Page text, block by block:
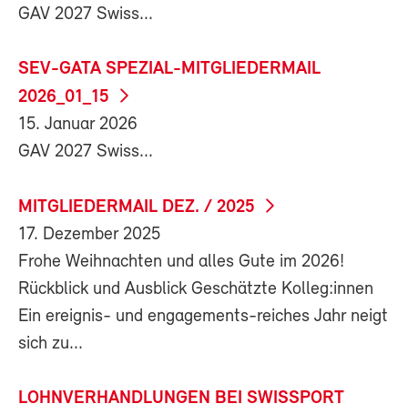
GAV 2027 Swiss...
SEV-GATA SPEZIAL-MITGLIEDERMAIL
2026_01_15
15. Januar 2026
GAV 2027 Swiss...
MITGLIEDERMAIL DEZ. / 2025
17. Dezember 2025
Frohe Weihnachten und alles Gute im 2026!
Rückblick und Ausblick Geschätzte Kolleg:innen
Ein ereignis- und engagements-reiches Jahr neigt
sich zu...
LOHNVERHANDLUNGEN BEI SWISSPORT